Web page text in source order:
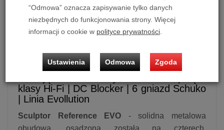
Listwa zasilającaFezz Sculptor
FezzSculptor Reference EVO| Listwa
klasy Hi-Fi | DC Blocker | 6 gniazd Schuko
| Linia Evollution
Sculptor Reference EVO - solidna metalowa
obudowa, osadzona została na czterech,
“Odmowa” oznacza zapisywanie tylko danych
niezbędnych do funkcjonowania strony. Więcej
informacji o cookie w polityce prywatności
Ustawienia Odmowa Zgoda